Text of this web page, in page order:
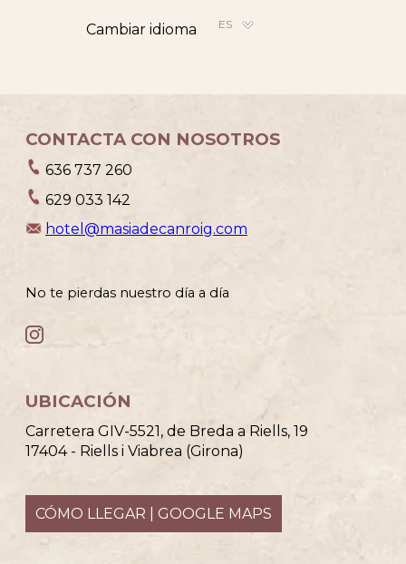
Cambiar idioma ES
CONTACTA CON NOSOTROS
636 737 260
629 033 142
hotel@masiadecanroig.com
No te pierdas nuestro día a día
UBICACIÓN
Carretera GIV-5521, de Breda a Riells, 19
17404 - Riells i Viabrea (Girona)
CÓMO LLEGAR | GOOGLE MAPS